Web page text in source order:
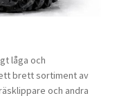
låga och
brett sortiment av
och andra